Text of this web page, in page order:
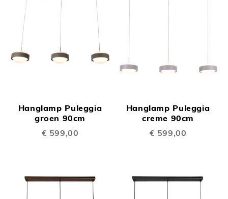
Hanglamp Puleggia
groen 90cm
€ 599,00
Hanglamp Puleggia
creme 90cm
€ 599,00